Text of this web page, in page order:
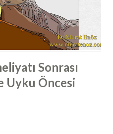
görülmesi ile
boşlu...
Sonrası
Uyku Öncesi